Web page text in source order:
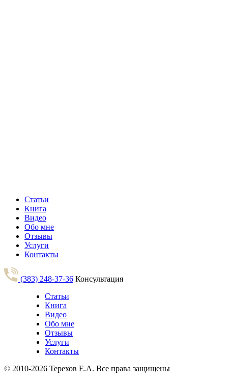
Статьи
Книга
Видео
Обо мне
Отзывы
Услуги
Контакты
(383) 248-37-36 Консультация
Статьи
Книга
Видео
Обо мне
Отзывы
Услуги
Контакты
© 2010-2026 Терехов Е.А. Все права защищены